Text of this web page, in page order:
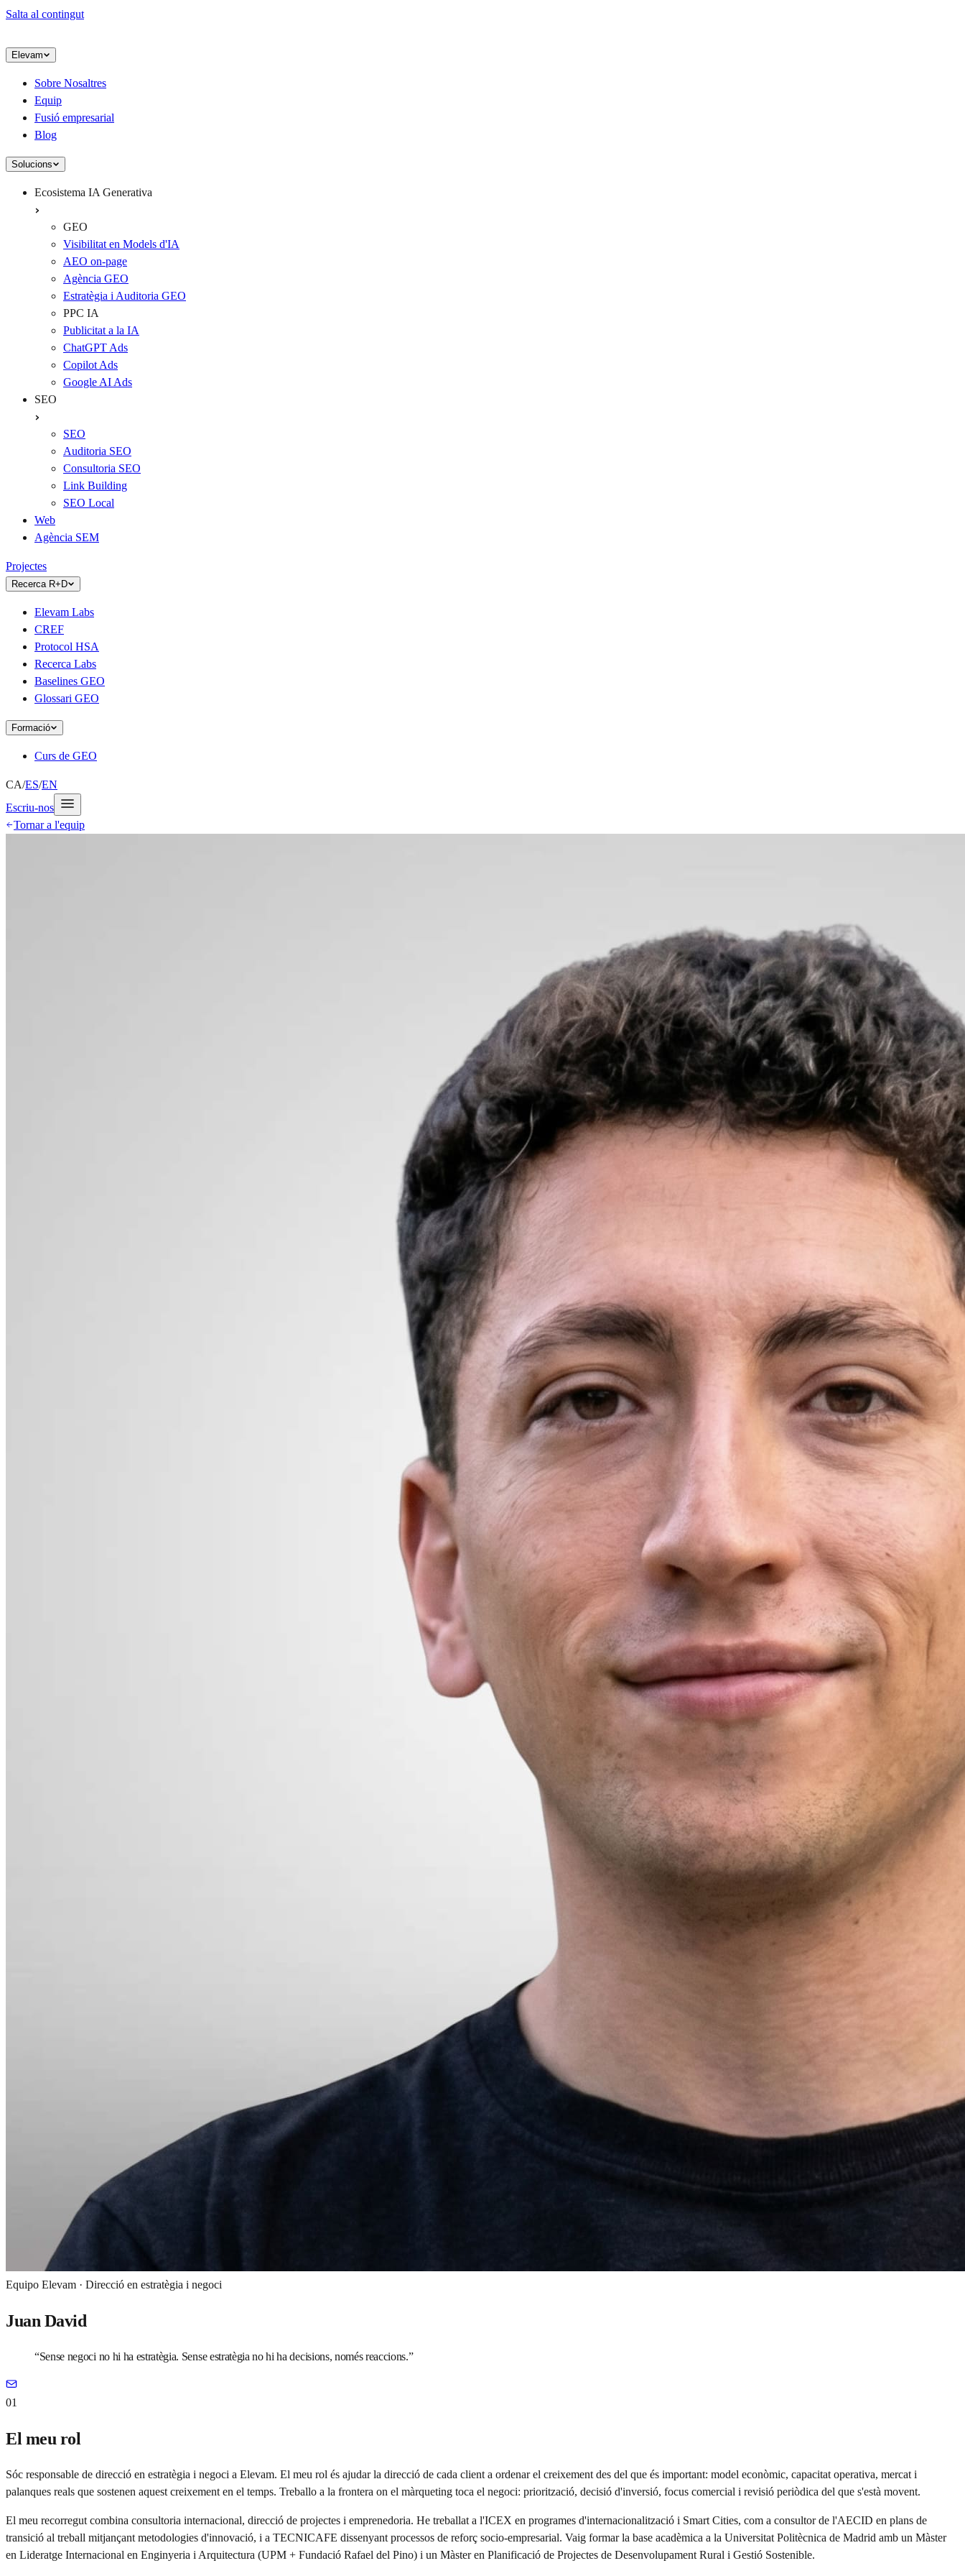
Salta al contingut
Elevam
Sobre Nosaltres
Equip
Fusió empresarial
Blog
Solucions
Ecosistema IA Generativa
GEO
Visibilitat en Models d'IA
AEO on-page
Agència GEO
Estratègia i Auditoria GEO
PPC IA
Publicitat a la IA
ChatGPT Ads
Copilot Ads
Google AI Ads
SEO
SEO
Auditoria SEO
Consultoria SEO
Link Building
SEO Local
Web
Agència SEM
Projectes
Recerca R+D
Elevam Labs
CREF
Protocol HSA
Recerca Labs
Baselines GEO
Glossari GEO
Formació
Curs de GEO
CA/ES/EN
Escriu-nos
Tornar a l'equip
Equipo Elevam · Direcció en estratègia i negoci
Juan David
“Sense negoci no hi ha estratègia. Sense estratègia no hi ha decisions, només reaccions.”
01
El meu rol
Sóc responsable de direcció en estratègia i negoci a Elevam. El meu rol és ajudar la direcció de cada client a ordenar el creixement des del que és important: model econòmic, capacitat operativa, mercat i
palanques reals que sostenen aquest creixement en el temps. Treballo a la frontera on el màrqueting toca el negoci: priorització, decisió d'inversió, focus comercial i revisió periòdica del que s'està movent.
El meu recorregut combina consultoria internacional, direcció de projectes i emprenedoria. He treballat a l'ICEX en programes d'internacionalització i Smart Cities, com a consultor de l'AECID en plans de
transició al treball mitjançant metodologies d'innovació, i a TECNICAFE dissenyant processos de reforç socio-empresarial. Vaig formar la base acadèmica a la Universitat Politècnica de Madrid amb un Màster
en Lideratge Internacional en Enginyeria i Arquitectura (UPM + Fundació Rafael del Pino) i un Màster en Planificació de Projectes de Desenvolupament Rural i Gestió Sostenible.